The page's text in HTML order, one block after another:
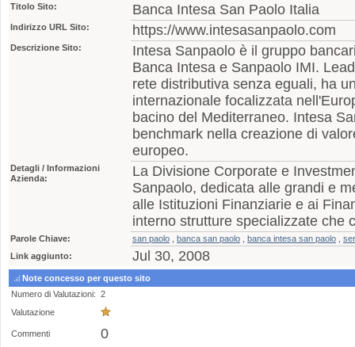
Titolo Sito: Banca Intesa San Paolo Italia
Indirizzo URL Sito: https://www.intesasanpaolo.com
Descrizione Sito:
Intesa Sanpaolo è il gruppo
Banca Intesa e Sanpaolo IMI.
rete distributiva senza eguali, ha
internazionale focalizzata
bacino del Mediterraneo. Intesa
benchmark nella creazione di
europeo.
Detagli / Informazioni
Azienda:
La Divisione Corporate e
Sanpaolo, dedicata alle grandi e
alle Istituzioni Finanziarie e ai
interno strutture specializzate che
Parole Chiave: san paolo banca san paolo banca intesa san paolo
Link aggiunto:
Jul 30, 2008
Note concesso per questo sito
Numero di Valutazioni: 2
Valutazione
Commenti 0